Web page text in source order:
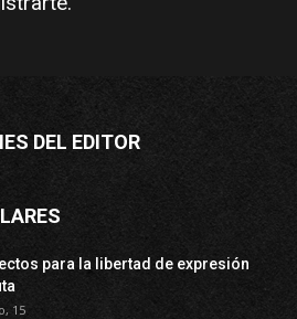
DEL EDITOR
para la libertad de expresión
15